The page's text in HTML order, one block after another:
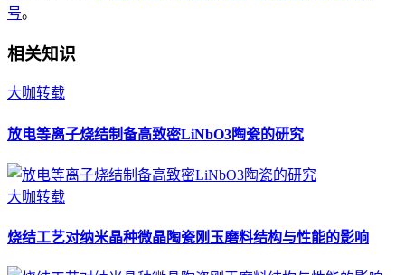
号。
相关知识
大咖转载
放电等离子烧结制备高致密LiNbO3陶瓷的研究
大咖转载
烧结工艺对纳米晶种微晶陶瓷刚玉磨料结构与性能的影响